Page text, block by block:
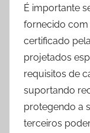
É importante
fornecido
certificado pela
projetados
requisitos de
suportando
protegendo a
terceiros